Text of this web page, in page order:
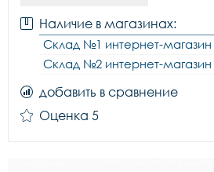
Наличие в магазинах:
Склад №1 интернет-магазин
Склад №2 интернет-магазин
добавить в сравнение
Оценка 5